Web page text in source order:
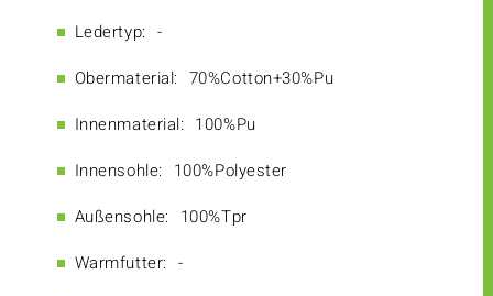
Ledertyp: -
Obermaterial: 70%Cotton+30%Pu
Innenmaterial: 100%Pu
Innensohle: 100%Polyester
Außensohle: 100%Tpr
Warmfutter: -